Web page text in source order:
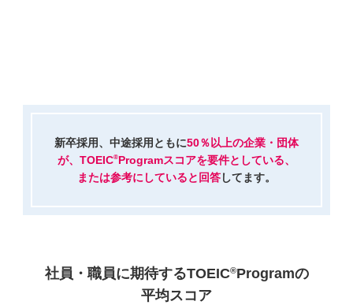
新卒採用、中途採用ともに50％以上の企業・団体
が、 TOEIC®Programスコアを要件としている、
または参考にしていると回答してます。
社員・職員に期待するTOEIC®Programの
平均スコア